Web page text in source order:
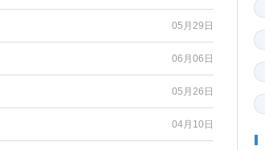
05月29日
06月06日
05月26日
04月10日